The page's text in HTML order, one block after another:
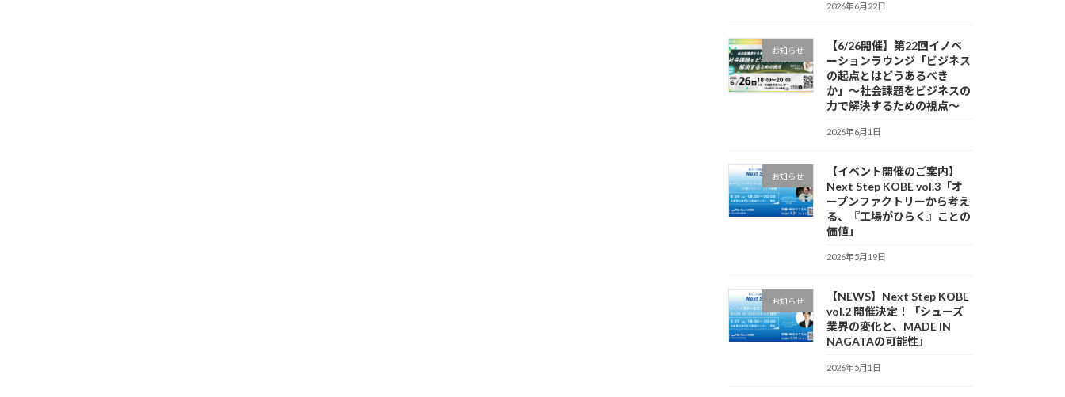
2026年6月22日
お知らせ
【6/26開催】第22回イノベ
ーションラウンジ「ビジネス
の起点とはどうあるべき
か」〜社会課題をビジネスの
力で解決するための視点〜
2026年6月1日
お知らせ
【イベント開催のご案内】
Next Step KOBE vol.3「オ
ープンファクトリーから考え
る、『工場がひらく』ことの
価値」
2026年5月19日
お知らせ
【NEWS】Next Step KOBE
vol.2 開催決定！「シューズ
業界の変化と、MADE IN
NAGATAの可能性」
2026年5月1日